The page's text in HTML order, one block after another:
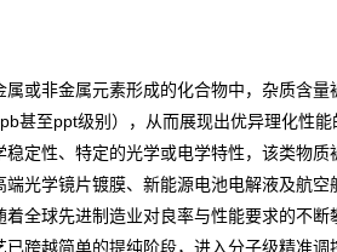
属或非金属元素形成的化合物中，杂质含量
甚至ppt级别），从而展现出优异理化性能
定性、特定的光学或电学特性，该类物质
端光学镜片镀膜、新能源电池电解液及航空
全球先进制造业对良率与性能要求的不断
跨越简单的提纯阶段，进入分子级精准调